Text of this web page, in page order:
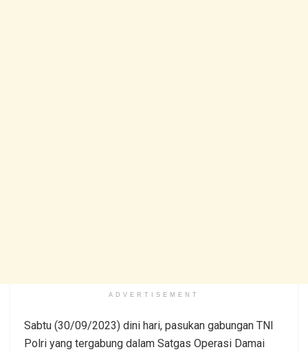
ADVERTISEMENT
Sabtu (30/09/2023) dini hari, pasukan gabungan TNI
Polri yang tergabung dalam Satgas Operasi Damai